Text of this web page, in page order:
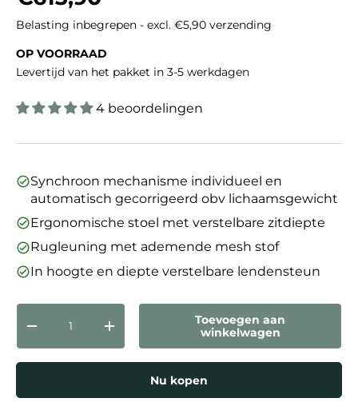
Belasting inbegrepen - excl. €5,90 verzending
OP VOORRAAD
Levertijd van het pakket in 3-5 werkdagen
4 beoordelingen
Synchroon mechanisme individueel en
automatisch gecorrigeerd obv lichaamsgewicht
Ergonomische stoel met verstelbare zitdiepte
Rugleuning met ademende mesh stof
In hoogte en diepte verstelbare lendensteun
Aantal
Verlaag de hoeveelheidVerhoog de hoeveelheid
Toevoegen aan
winkelwagen
Nu kopen